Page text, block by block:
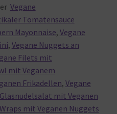
Vegane
Tomatensauce
Mayonnaise, Vegane
, Vegane Nuggets an
Filets mit
mit Veganem
Frikadellen, Vegane
Glasnudelsalat mit Veganen
mit Veganen Nuggets